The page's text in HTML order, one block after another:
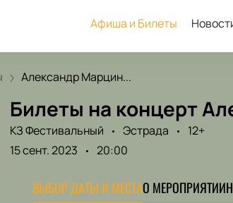
Афиша и Билеты
Александр Марцин...
Билеты на концерт
КЗ Фестивальный Эстрада
12+
15 сент. 2023
20:00
ВЫБОР ДАТЫ И МЕСТАО МЕРОПРИЯТИИ